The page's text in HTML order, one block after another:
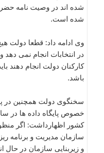
شده اند در وصیت نامه
شده است.
وی ادامه داد: قطعا دولت
در انتخابات انجام نمی دهد
کارکنان دولت انجام دهند
باشد.
سخنگوی دولت همچنین در
خصوص پایگاه داده ها در
کشور اظهارداشت: اگر
سازمان مدیریت و برنامه
و زیربنایی سازمان در حال